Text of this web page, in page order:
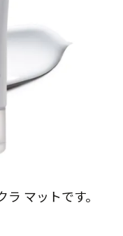
マットです。